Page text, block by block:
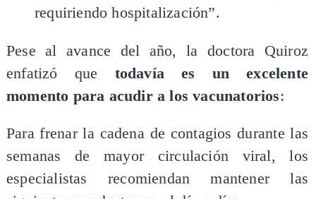
requiriendo hospitalización”.
Pese al avance del año, la doctora Quiroz
enfatizó que todavía es un excelente
momento para acudir a los vacunatorios:
Para frenar la cadena de contagios durante las
semanas de mayor circulación viral, los
especialistas recomiendan mantener las